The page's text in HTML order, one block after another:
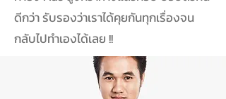
ดีกว่า รับรองว่าเราได้คุยกันทุกเรื่องจน
กลับไปทำเองได้เลย !!